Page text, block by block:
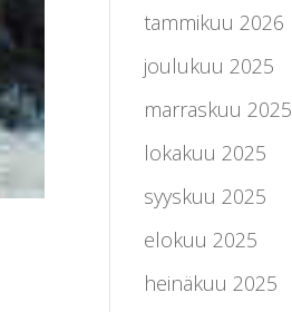
tammikuu 2026
joulukuu 2025
marraskuu 2025
lokakuu 2025
syyskuu 2025
elokuu 2025
heinäkuu 2025